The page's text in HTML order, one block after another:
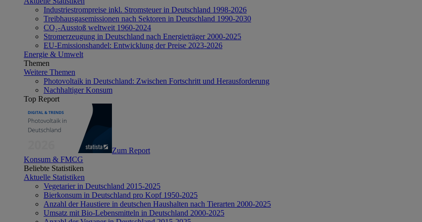
Industriestrompreise inkl. Stromsteuer in Deutschland 1998-2026
Treibhausgasemissionen nach Sektoren in Deutschland 1990-2030
CO₂-Ausstoß weltweit 1960-2024
Stromerzeugung in Deutschland nach Energieträger 2000-2025
EU-Emissionshandel: Entwicklung der Preise 2023-2026
Energie & Umwelt
Themen
Weitere Themen
Photovoltaik in Deutschland: Zwischen Fortschritt und Herausforderung
Nachhaltiger Konsum
Top Report
Zum Report
Konsum & FMCG
Beliebte Statistiken
Aktuelle Statistiken
Vegetarier in Deutschland 2015-2025
Bierkonsum in Deutschland pro Kopf 1950-2025
Anzahl der Haustiere in deutschen Haushalten nach Tierarten 2000-2025
Umsatz mit Bio-Lebensmitteln in Deutschland 2000-2025